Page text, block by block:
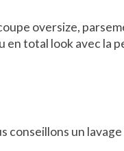
oversize,
en total look avec la
un lavage